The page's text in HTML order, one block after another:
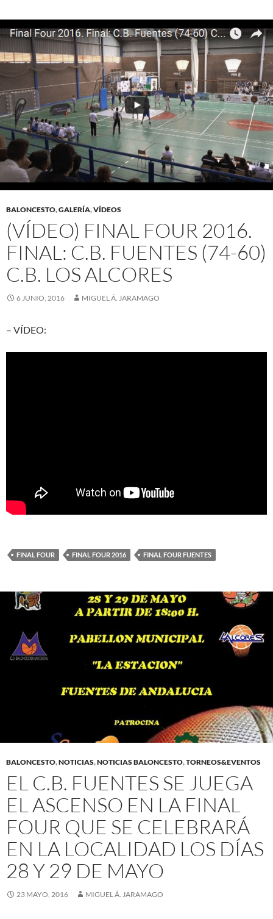
BALONCESTO,GALERÍA,VÍDEOS
(VÍDEO) FINAL FOUR 2016.
FINAL: C.B. FUENTES (74-60)
C.B. LOS ALCORES
6 JUNIO, 2016 MIGUEL Á. JARAMAGO
– VÍDEO:
FINAL FOUR FINAL FOUR 2016 FINAL FOUR FUENTES
BALONCESTO,NOTICIAS,NOTICIAS BALONCESTO,TORNEOS&EVENTOS
EL C.B. FUENTES SE JUEGA
EL ASCENSO EN LA FINAL
FOUR QUE SE CELEBRARÁ
EN LA LOCALIDAD LOS DÍAS
28 Y 29 DE MAYO
23 MAYO, 2016 MIGUEL Á. JARAMAGO